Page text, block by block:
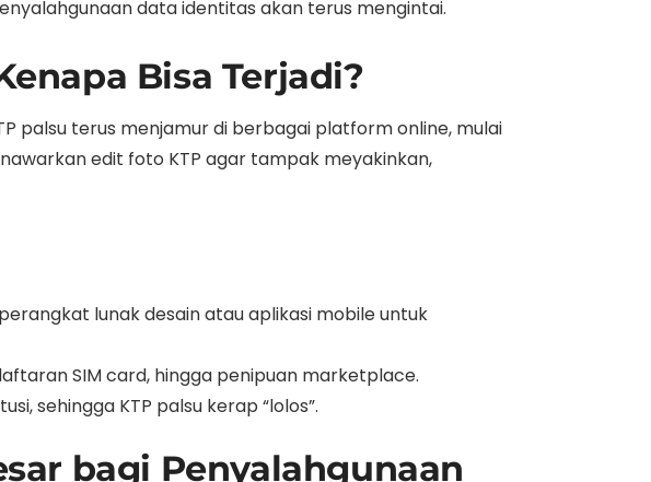
data identitas akan terus mengintai.
Bisa Terjadi?
palsu terus menjamur di berbagai platform online, mulai
edit foto KTP agar tampak meyakinkan,
lunak desain atau aplikasi mobile untuk
SIM card, hingga penipuan marketplace.
sehingga KTP palsu kerap “lolos”.
bagi Penyalahgunaan